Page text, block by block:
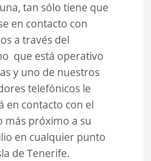
tan sólo tiene que
en contacto con
a través del
que está operativo
y uno de nuestros
telefónicos le
en contacto con el
más próximo a su
en cualquier punto
de Tenerife.